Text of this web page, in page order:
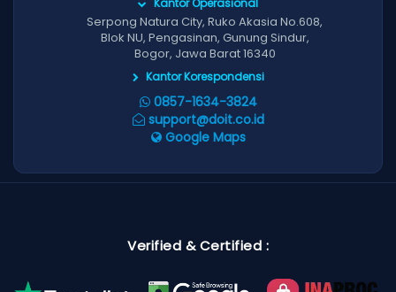
Kantor Operasional
Serpong Natura City, Ruko Akasia No.608,
Blok NU, Pengasinan, Gunung Sindur,
Bogor, Jawa Barat 16340
Kantor Korespondensi
0857-1634-3824
support@doit.co.id
Google Maps
Verified & Certified :